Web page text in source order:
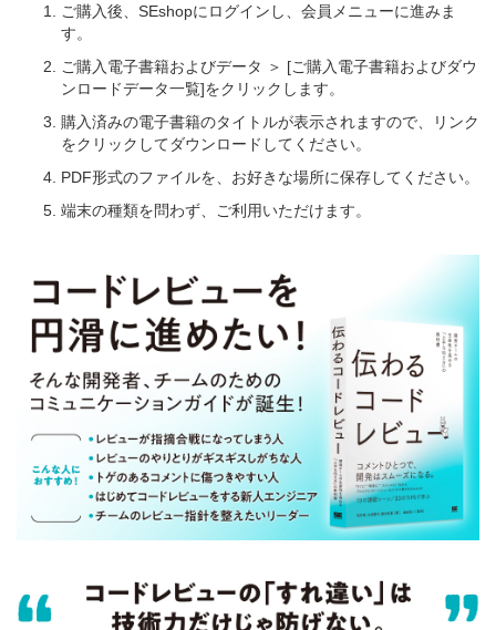
ご購入後、SEshopにログインし、会員メニューに進みま
す。
ご購入電子書籍およびデータ ＞ [ご購入電子書籍およびダウ
ンロードデータ一覧]をクリックします。
購入済みの電子書籍のタイトルが表示されますので、リンク
をクリックしてダウンロードしてください。
PDF形式のファイルを、お好きな場所に保存してください。
端末の種類を問わず、ご利用いただけます。